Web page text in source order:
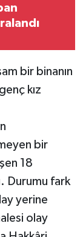
bir binanın
kız
bir
18
Durumu fark
yerine
olay